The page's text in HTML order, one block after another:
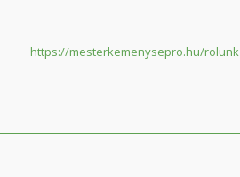
https://mesterkemenysepro.hu/rolunk